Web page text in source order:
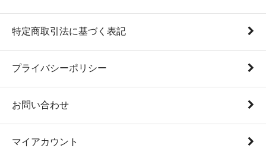
特定商取引法に基づく表記
プライバシーポリシー
お問い合わせ
マイアカウント